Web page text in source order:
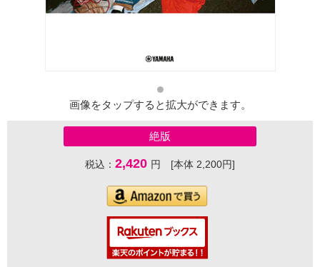
画像をタップすると拡大ができます。
絶版
税込： 2,420 円 [本体 2,200円]